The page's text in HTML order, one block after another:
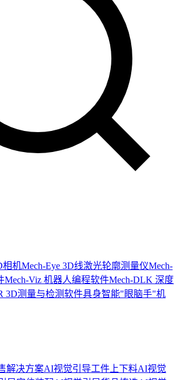
相机Mech-Eye 3D线激光轮廓测量仪Mech-
Mech-Viz 机器人编程软件Mech-DLK 深度
3D测量与检测软件具身智能"眼脑手"机
解决方案AI视觉引导工件上下料AI视觉